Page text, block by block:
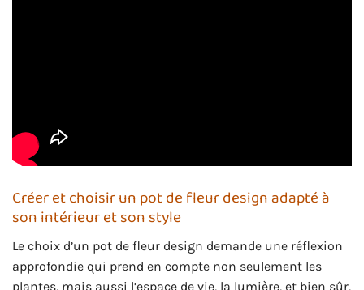
Créer et choisir un pot de fleur design adapté à
son intérieur et son style
Le choix d’un pot de fleur design demande une réflexion
approfondie qui prend en compte non seulement les
plantes, mais aussi l’espace de vie, la lumière, et bien sûr,